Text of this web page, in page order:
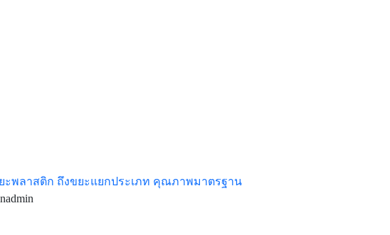
ะพลาสติก ถึงขยะแยกประเภท คุณภาพมาตรฐาน